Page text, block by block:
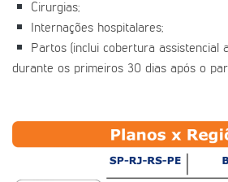
Cirurgias;
Internações hospitalares;
Partos (inclui cobertura assistencial
durante os primeiros 30 dias após o